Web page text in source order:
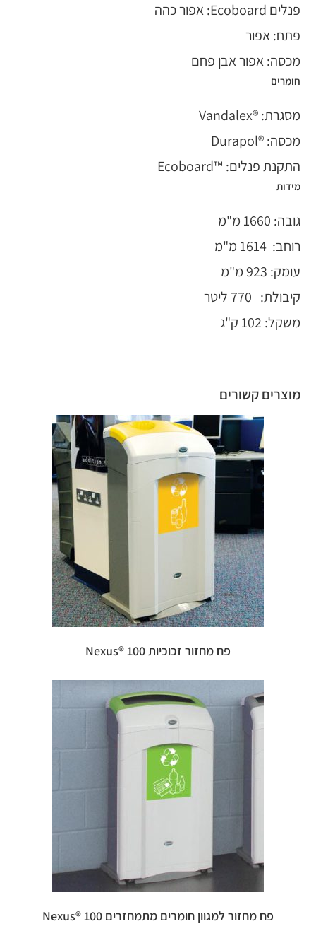
פנלים Ecoboard: אפור כהה
פתח: אפור
מכסה: אפור אבן פחם
חומרים
מסגרת: ®Vandalex
מכסה: ®Durapol
התקנת פנלים: ™Ecoboard
מידות
גובה: 1660 מ"מ
רוחב: 1614 מ"מ
עומק: 923 מ"מ
קיבולת: 770 ליטר
משקל: 102 ק"ג
מוצרים קשורים
פח מחזור זכוכיות 100 ®Nexus
פח מחזור למגוון חומרים מתמחזרים 100 ®Nexus